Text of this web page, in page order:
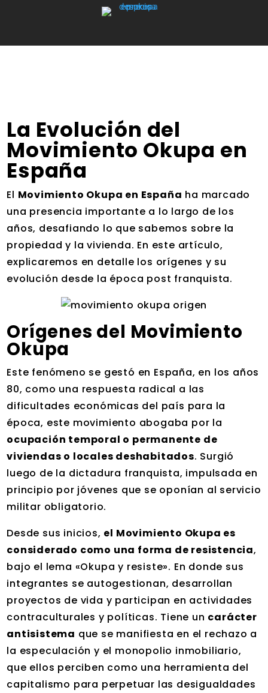
La Evolución del
Movimiento Okupa en
España
El Movimiento Okupa en España ha marcado
una presencia importante a lo largo de los
años, desafiando lo que sabemos sobre la
propiedad y la vivienda. En este artículo,
explicaremos en detalle los orígenes y su
evolución desde la época post franquista.
Orígenes del Movimiento
Okupa
Este fenómeno se gestó en España, en los años
80, como una respuesta radical a las
dificultades económicas del país para la
época, este movimiento abogaba por la
ocupación temporal o permanente de
viviendas o locales deshabitados. Surgió
luego de la dictadura franquista, impulsada en
principio por jóvenes que se oponían al servicio
militar obligatorio.
Desde sus inicios, el Movimiento Okupa es
considerado como una forma de resistencia,
bajo el lema «Okupa y resiste». En donde sus
integrantes se autogestionan, desarrollan
proyectos de vida y participan en actividades
contraculturales y políticas. Tiene un carácter
antisistema que se manifiesta en el rechazo a
la especulación y el monopolio inmobiliario,
que ellos perciben como una herramienta del
capitalismo para perpetuar las desigualdades